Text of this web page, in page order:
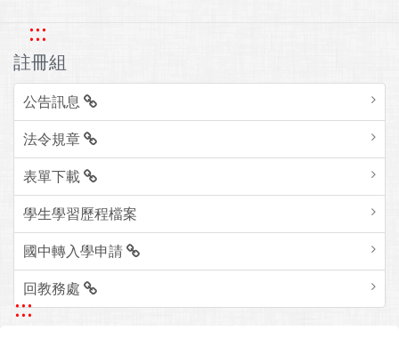
:::
註冊組
公告訊息
法令規章
表單下載
學生學習歷程檔案
國中轉入學申請
回教務處
:::